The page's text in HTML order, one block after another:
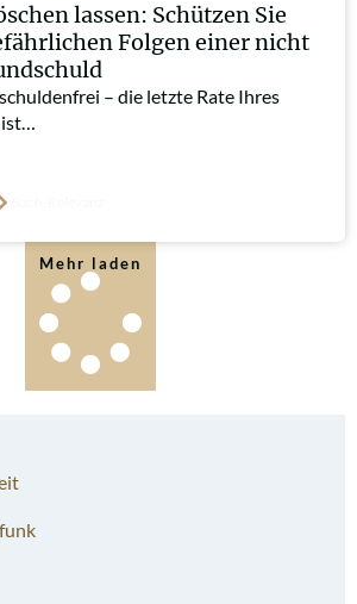
lassen: Schützen Sie
Folgen einer nicht
– die letzte Rate Ihres
ist…
Mehr laden